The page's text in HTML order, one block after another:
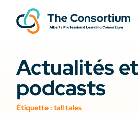
Actualités et
podcasts
Étiquette : tall tales